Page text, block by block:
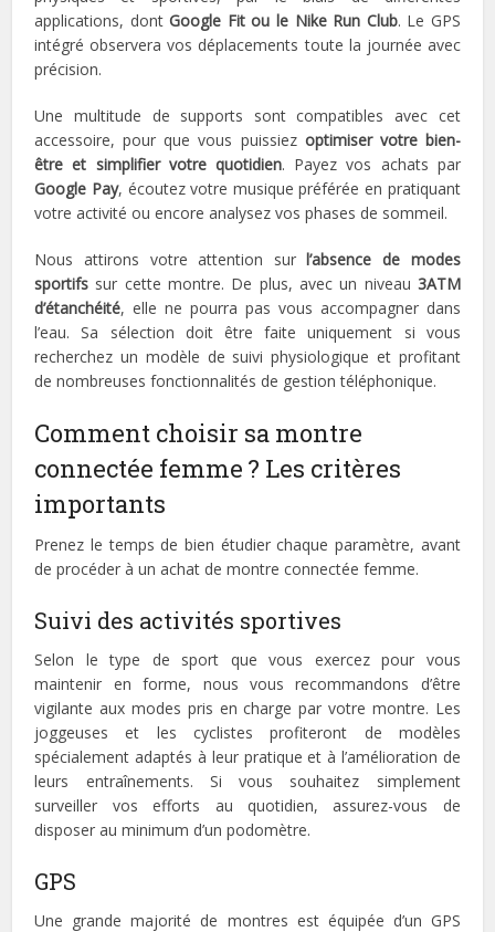
applications, dontGoogle Fit ou le Nike Run Club. Le GPS
intégré observera vos déplacements toute la journée avec
précision.
Une multitude de supports sont compatibles avec cet
accessoire, pour que vous puissiez optimiser votre bien-
être et simplifier votre quotidien. Payez vos achats par
Google Pay, écoutez votre musique préférée en pratiquant
votre activité ou encore analysez vos phases de sommeil.
Nous attirons votre attention surl’absence de modes
sportifs sur cette montre. De plus, avec un niveau 3ATM
d’étanchéité, elle ne pourra pas vous accompagner dans
l’eau. Sa sélection doit être faite uniquement si vous
recherchez un modèle de suivi physiologique et profitant
de nombreuses fonctionnalités de gestion téléphonique.
Comment choisir sa montre
connectée femme ? Les critères
importants
Prenez le temps de bien étudier chaque paramètre, avant
de procéder à un achat de montre connectée femme.
Suivi des activités sportives
Selon le type de sport que vous exercez pour vous
maintenir en forme, nous vous recommandons d’être
vigilante aux modes pris en charge par votre montre. Les
joggeuses et les cyclistes profiteront de modèles
spécialement adaptés à leur pratique et à l’amélioration de
leurs entraînements. Si vous souhaitez simplement
surveiller vos efforts au quotidien, assurez-vous de
disposer au minimum d’un podomètre.
GPS
Une grande majorité de montres est équipée d’un GPS